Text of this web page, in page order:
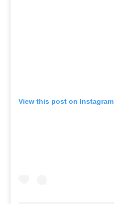
View this post on Instagram